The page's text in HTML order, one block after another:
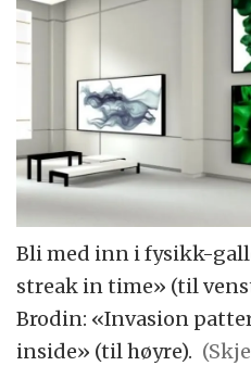
Bli med inn i fysikk-
streak in time» (til
Brodin: «Invasion
inside» (til høyre).